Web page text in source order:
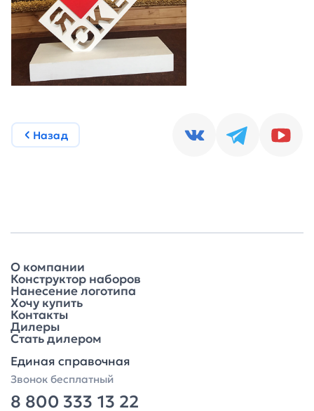
Назад
О компании
Конструктор наборов
Нанесение логотипа
Хочу купить
Контакты
Дилеры
Стать дилером
Единая справочная
Звонок бесплатный
8 800 333 13 22